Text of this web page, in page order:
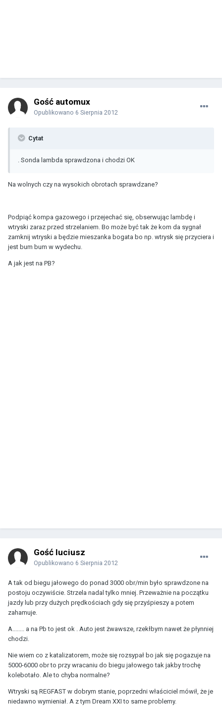
Gość automux
Opublikowano 6 Sierpnia 2012
Cytat
. Sonda lambda sprawdzona i chodzi OK
Na wolnych czy na wysokich obrotach sprawdzane?
Podpiąć kompa gazowego i przejechać się, obserwując lambdę i
wtryski zaraz przed strzelaniem. Bo może być tak że kom da sygnał
zamknij wtryski a będzie mieszanka bogata bo np. wtrysk się przyciera i
jest bum bum w wydechu.
A jak jest na PB?
Gość luciusz
Opublikowano 6 Sierpnia 2012
A tak od biegu jałowego do ponad 3000 obr/min było sprawdzone na
postoju oczywiście. Strzela nadal tylko mniej. Przeważnie na początku
jazdy lub przy dużych prędkościach gdy się przyśpieszy a potem
zahamuje.
A........ a na Pb to jest ok . Auto jest żwawsze, rzekłbym nawet że płynniej
chodzi.
Nie wiem co z katalizatorem, może się rozsypał bo jak się pogazuje na
5000-6000 obr to przy wracaniu do biegu jałowego tak jakby trochę
kolebotało. Ale to chyba normalne?
Wtryski są REGFAST w dobrym stanie, poprzedni właściciel mówił, że je
niedawno wymieniał. A z tym Dream XXI to same problemy.